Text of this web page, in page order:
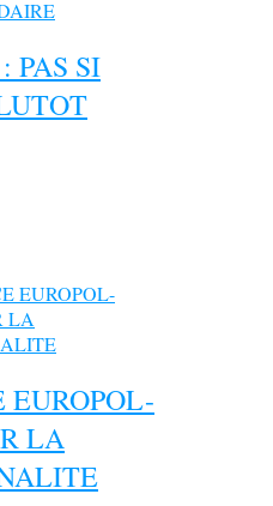
PAS SI
EUROPOL-
LA